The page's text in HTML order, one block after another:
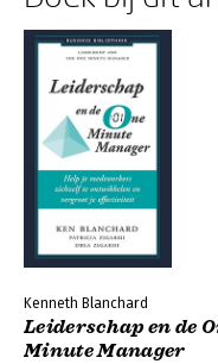
Kenneth Blanchard
Leiderschap en de
Minute Manager